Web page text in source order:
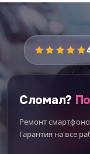
Сломал?
Ремонт
Гарантия на все